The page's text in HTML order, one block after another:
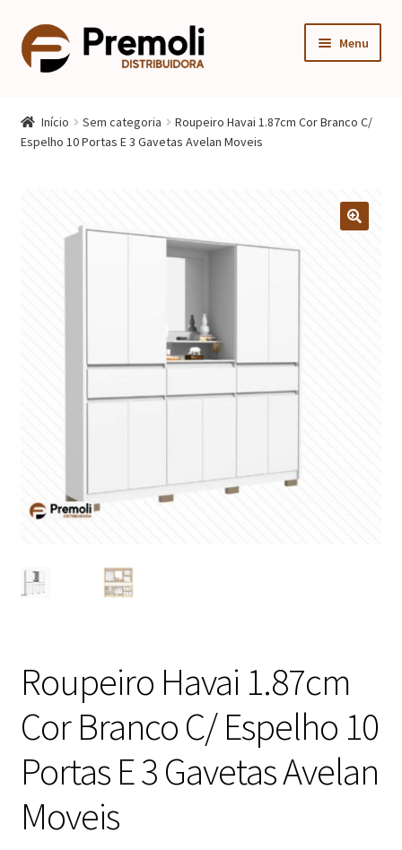
Pular
para
navegação
Pular
para
Menu
menu
Quarto
menu
Móveis Infantis
Início Sem categoria
Roupeiro Havai 1.87cm Cor Branco C/
Espelho 10 Portas E 3 Gavetas Avelan Moveis
Roupeiro Havai 1.87cm
Cor Branco C/ Espelho 10
Portas E 3 Gavetas Avelan
Moveis